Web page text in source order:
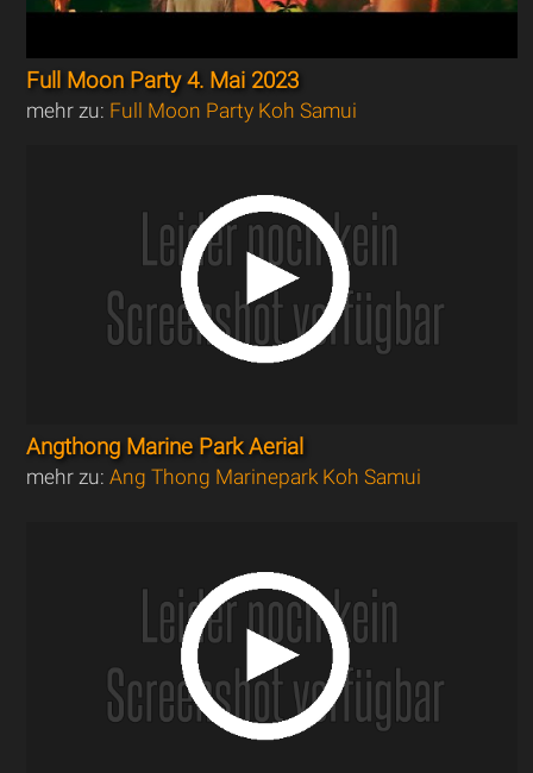
Full Moon Party 4. Mai 2023
mehr zu: Full Moon Party Koh Samui
Angthong Marine Park Aerial
mehr zu:Ang Thong Marinepark Koh Samui